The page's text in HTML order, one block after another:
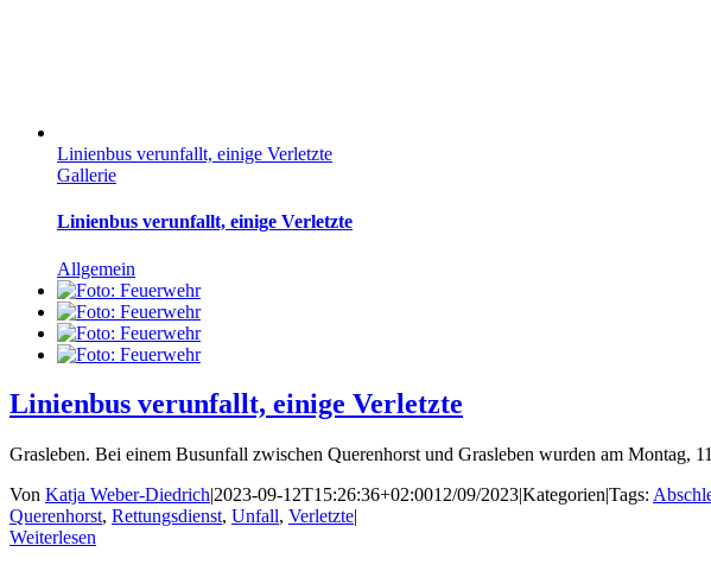
Linienbus verunfallt, einige Verletzte
Gallerie
Linienbus verunfallt, einige Verletzte
Allgemein
Linienbus verunfallt, einige Verletzte
Grasleben. Bei einem Busunfall zwischen Querenhorst und Grasleben wurden am Montag,
Von Katja Weber-Diedrich|2023-09-12T15:26:36+02:0012/09/2023|Kategorien|Tags:
Querenhorst, Rettungsdienst, Unfall, Verletzte|
Weiterlesen